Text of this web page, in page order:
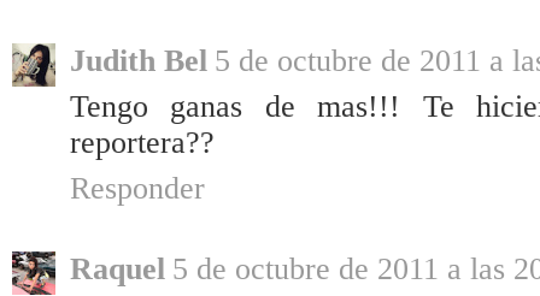
Judith Bel 5 de octubre de 2011 a
Tengo ganas de mas!!! Te
reportera??
Responder
Raquel 5 de octubre de 2011 a las